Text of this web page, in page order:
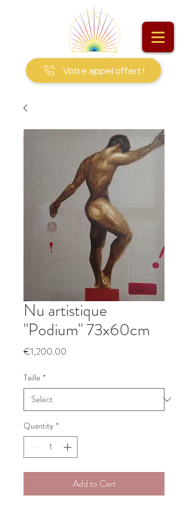
Votre appel offert !
Nu artistique
"Podium" 73x60cm
€1,200.00
Taille *
Quantity *
Add to Cart